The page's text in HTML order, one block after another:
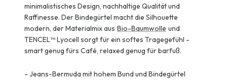
minimalistisches Design, nachhaltige Qualität und
Raffinesse. Der Bindegürtel macht die Silhouette
modern, der Materialmix aus Bio-Baumwolle und
TENCEL™ Lyocell sorgt für ein softes Tragegefühl -
smart genug fürs Café, relaxed genug für barfuß.
- Jeans-Bermuda mit hohem Bund und Bindegürtel